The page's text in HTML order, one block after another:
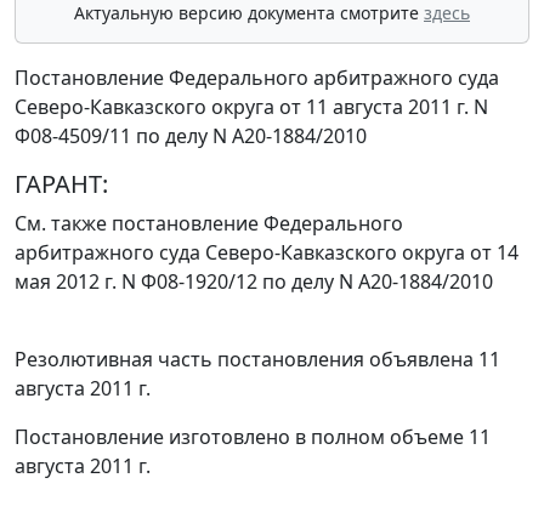
Актуальную версию документа смотрите здесь
Постановление Федерального арбитражного суда
Северо-Кавказского округа от 11 августа 2011 г. N
Ф08-4509/11 по делу N А20-1884/2010
ГАРАНТ:
См. также постановлениеФедерального
арбитражного суда Северо-Кавказского округа от 14
мая 2012 г. N Ф08-1920/12 по делу N А20-1884/2010
Резолютивная часть постановления объявлена 11
августа 2011 г.
Постановление изготовлено в полном объеме 11
августа 2011 г.